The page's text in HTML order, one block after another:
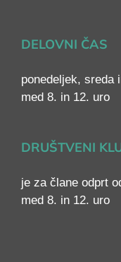
DELOVNI ČAS
ponedeljek, sreda
med 8. in 12. uro
DRUŠTVENI
je za člane odprt
med 8. in 12. uro